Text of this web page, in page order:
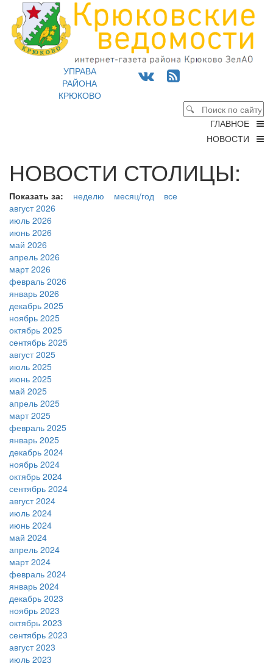
УПРАВА
РАЙОНА
КРЮКОВО
ГЛАВНОЕ
НОВОСТИ
НОВОСТИ СТОЛИЦЫ:
Показать за: неделю месяц/год
все
август 2026
июль 2026
июнь 2026
май 2026
апрель 2026
март 2026
февраль 2026
январь 2026
декабрь 2025
ноябрь 2025
октябрь 2025
сентябрь 2025
август 2025
июль 2025
июнь 2025
май 2025
апрель 2025
март 2025
февраль 2025
январь 2025
декабрь 2024
ноябрь 2024
октябрь 2024
сентябрь 2024
август 2024
июль 2024
июнь 2024
май 2024
апрель 2024
март 2024
февраль 2024
январь 2024
декабрь 2023
ноябрь 2023
октябрь 2023
сентябрь 2023
август 2023
июль 2023